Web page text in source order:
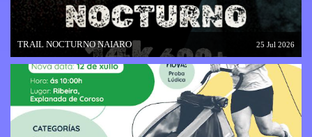
TRAIL NOCTURNO NAIARO 25 Jul 2026